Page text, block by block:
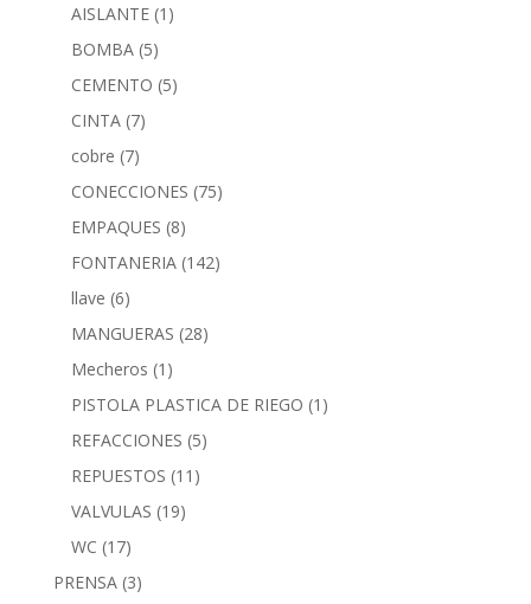
AISLANTE (1)
BOMBA (5)
CEMENTO (5)
CINTA (7)
cobre (7)
CONECCIONES (75)
EMPAQUES (8)
FONTANERIA (142)
llave (6)
MANGUERAS (28)
Mecheros (1)
PISTOLA PLASTICA DE RIEGO (1)
REFACCIONES (5)
REPUESTOS (11)
VALVULAS (19)
WC (17)
PRENSA (3)